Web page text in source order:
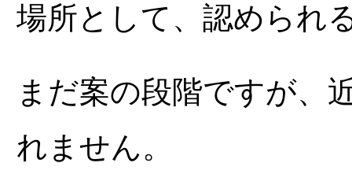
場所として、認められ
まだ案の段階ですが、
れません。